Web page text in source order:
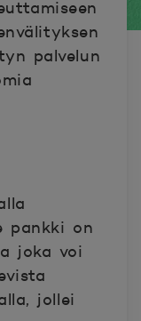
palvelun
pankki on
joka voi
jollei